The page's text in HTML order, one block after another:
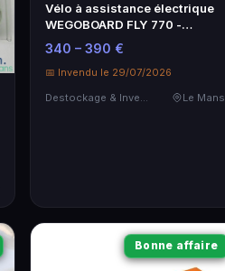
Vélo à assistance électrique
WEGOBOARD FLY 770 -
Autonomie 35 km, 250 W
340 – 390 €
📅 Invendu le 29/07/2026
Destockage & Invendus
Le Mans
Bonne affaire